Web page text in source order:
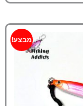
מבצע!